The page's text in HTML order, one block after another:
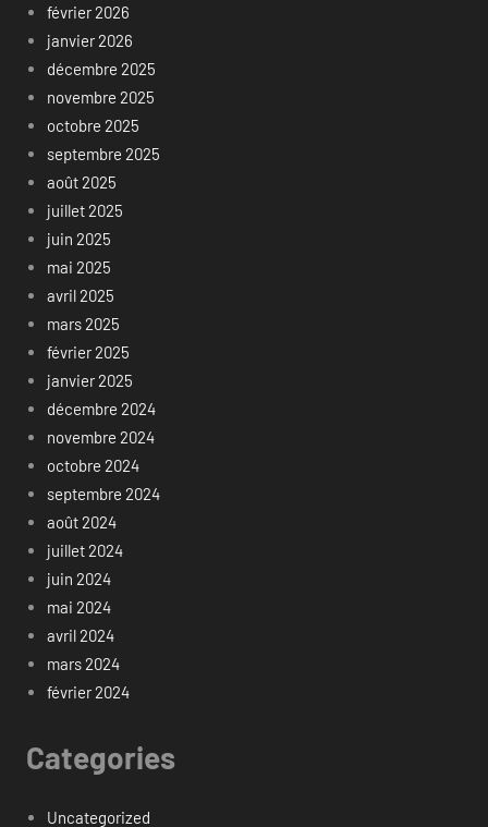
février 2026
janvier 2026
décembre 2025
novembre 2025
octobre 2025
septembre 2025
août 2025
juillet 2025
juin 2025
mai 2025
avril 2025
mars 2025
février 2025
janvier 2025
décembre 2024
novembre 2024
octobre 2024
septembre 2024
août 2024
juillet 2024
juin 2024
mai 2024
avril 2024
mars 2024
février 2024
Categories
Uncategorized